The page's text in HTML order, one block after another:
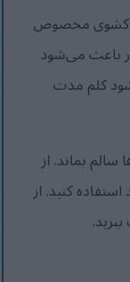
در کشوی مخصوص
باعث می‌شود
کلم مدت
بماند. از
کنید. از